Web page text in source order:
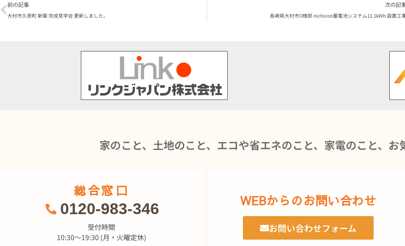
前の記事
大村市久原町 新築 完成見学会 更新しました。
次の記
長崎県大村市O様邸 nichicon蓄電池システム11.1kWh 設置工
家のこと、土地のこと、エコや省エネのこと、家電のこと、お
総合窓口
0120-983-346
受付時間
10:30～19:30 (月・火曜定休)
WEBからのお問い合わせ
お問い合わせフォーム